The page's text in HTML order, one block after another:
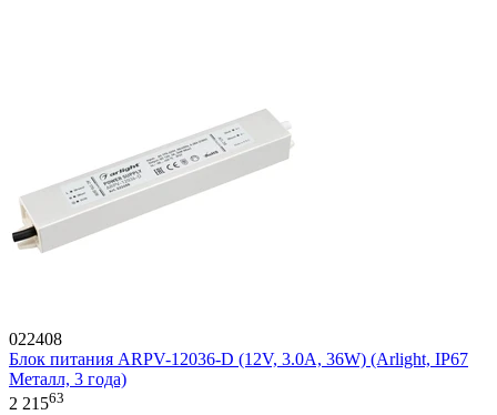
022408
Блок питания ARPV-12036-D (12V, 3.0A, 36W) (Arlight, IP67
Металл, 3 года)
2 21563